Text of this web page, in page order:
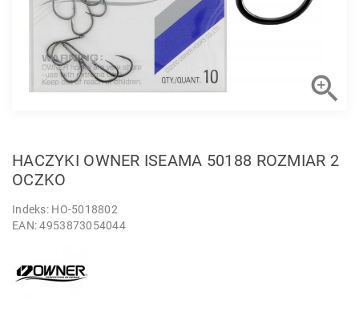

HACZYKI OWNER ISEAMA 50188 ROZMIAR 2
OCZKO
Indeks: HO-5018802
EAN: 4953873054044